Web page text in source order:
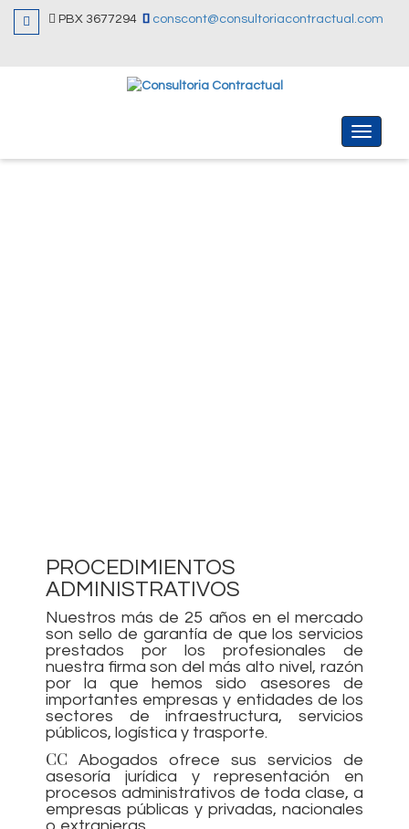
PBX 3677294 conscont@consultoriacontractual.com
Menu
PROCEDIMIENTOS
ADMINISTRATIVOS
Nuestros más de 25 años en el mercado
son sello de garantía de que los servicios
prestados por los profesionales de
nuestra firma son del más alto nivel, razón
por la que hemos sido asesores de
importantes empresas y entidades de los
sectores de infraestructura, servicios
públicos, logística y trasporte.
CC Abogados ofrece sus servicios de
asesoría jurídica y representación en
procesos administrativos de toda clase, a
empresas públicas y privadas, nacionales
o extranjeras.